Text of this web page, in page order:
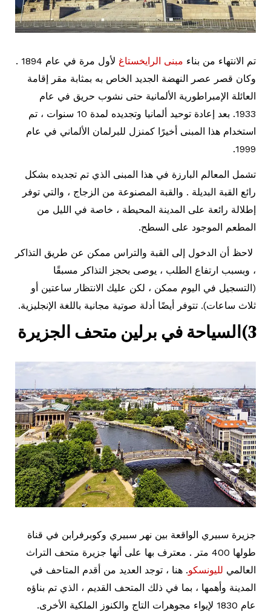
تم الانتهاء من بناء مبنى الرايخستاغ
لأول مرة في عام 1894 .
وكان قصر عصر النهضة الجديد الخاص به بمثابة مقر إقامة
العائلة الإمبراطورية الألمانية حتى نشوب حريق في عام
1933. بعد إعادة توحيد ألمانيا وتجديده لمدة 10 سنوات ، تم
استخدام هذا المبنى أخيرًا كمنزل للبرلمان الألماني في عام
1999.
تشمل المعالم البارزة في هذا المبنى الذي تم تجديده بشكل
رائع القبة البديلة . والقبة المصنوعة من الزجاج ، والتي توفر
إطلالة رائعة على المدينة المحيطة ، خاصة في الليل من
المطعم الموجود على السطح.
لاحظ أن الدخول إلى القبة والتراس ممكن عن طريق التذاكر
، وبسبب ارتفاع الطلب ، يوصى بحجز التذاكر مسبقًا
(التسجيل في اليوم ممكن ، لكن عليك الانتظار ساعتين أو
ثلاث ساعات). تتوفر أيضًا أدلة صوتية مجانية باللغة الإنجليزية.
3)السياحة في برلين متحف الجزيرة
جزيرة سبيري الواقعة بين نهر سبيري وكوبرفرابن في قناة
طولها 400 متر . معترف بها على أنها جزيرة متحف التراث
العالمي لليونسكو. هنا ، توجد العديد من أقدم المتاحف في
المدينة وأهمها ، بما في ذلك المتحف القديم ، الذي تم بناؤه
عام 1830 لإيواء مجوهرات التاج والكنوز الملكية الأخرى.